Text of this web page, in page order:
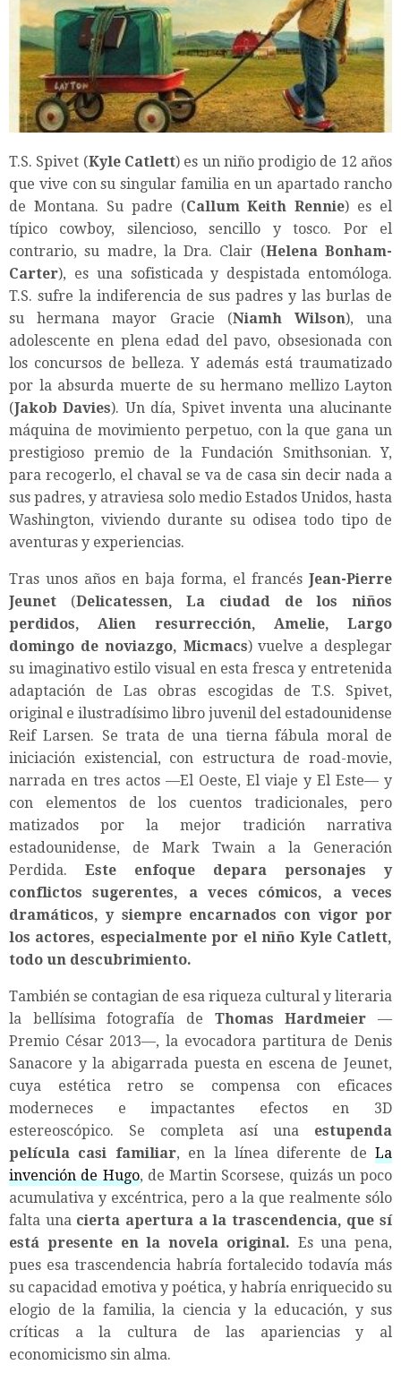
T.S. Spivet (Kyle Catlett) es un niño prodigio de 12 años
que vive con su singular familia en un apartado rancho
de Montana. Su padre (Callum Keith Rennie) es el
típico cowboy, silencioso, sencillo y tosco. Por el
contrario, su madre, la Dra. Clair (Helena Bonham-
Carter), es una sofisticada y despistada entomóloga.
T.S. sufre la indiferencia de sus padres y las burlas de
su hermana mayor Gracie (Niamh Wilson), una
adolescente en plena edad del pavo, obsesionada con
los concursos de belleza. Y además está traumatizado
por la absurda muerte de su hermano mellizo Layton
(Jakob Davies). Un día, Spivet inventa una alucinante
máquina de movimiento perpetuo, con la que gana un
prestigioso premio de la Fundación Smithsonian. Y,
para recogerlo, el chaval se va de casa sin decir nada a
sus padres, y atraviesa solo medio Estados Unidos, hasta
Washington, viviendo durante su odisea todo tipo de
aventuras y experiencias.
Tras unos años en baja forma, el francés Jean-Pierre
Jeunet (Delicatessen, La ciudad de los niños
perdidos, Alien resurrección, Amelie, Largo
domingo de noviazgo, Micmacs) vuelve a desplegar
su imaginativo estilo visual en esta fresca y entretenida
adaptación de Las obras escogidas de T.S. Spivet,
original e ilustradísimo libro juvenil del estadounidense
Reif Larsen. Se trata de una tierna fábula moral de
iniciación existencial, con estructura de road-movie,
narrada en tres actos —El Oeste, El viaje y El Este— y
con elementos de los cuentos tradicionales, pero
matizados por la mejor tradición narrativa
estadounidense, de Mark Twain a la Generación
Perdida. Este enfoque depara personajes y
conflictos sugerentes, a veces cómicos, a veces
dramáticos, y siempre encarnados con vigor por
los actores, especialmente por el niño Kyle Catlett,
todo un descubrimiento.
También se contagian de esa riqueza cultural y literaria
la bellísima fotografía de Thomas Hardmeier —
Premio César 2013—, la evocadora partitura de Denis
Sanacore y la abigarrada puesta en escena de Jeunet,
cuya estética retro se compensa con eficaces
moderneces e impactantes efectos en 3D
estereoscópico. Se completa así una estupenda
película casi familiar, en la línea diferente de La
invención de Hugo, de Martin Scorsese, quizás un poco
acumulativa y excéntrica, pero a la que realmente sólo
falta unacierta apertura a la trascendencia, que sí
está presente en la novela original. Es una pena,
pues esa trascendencia habría fortalecido todavía más
su capacidad emotiva y poética, y habría enriquecido su
elogio de la familia, la ciencia y la educación, y sus
críticas a la cultura de las apariencias y al
economicismo sin alma.